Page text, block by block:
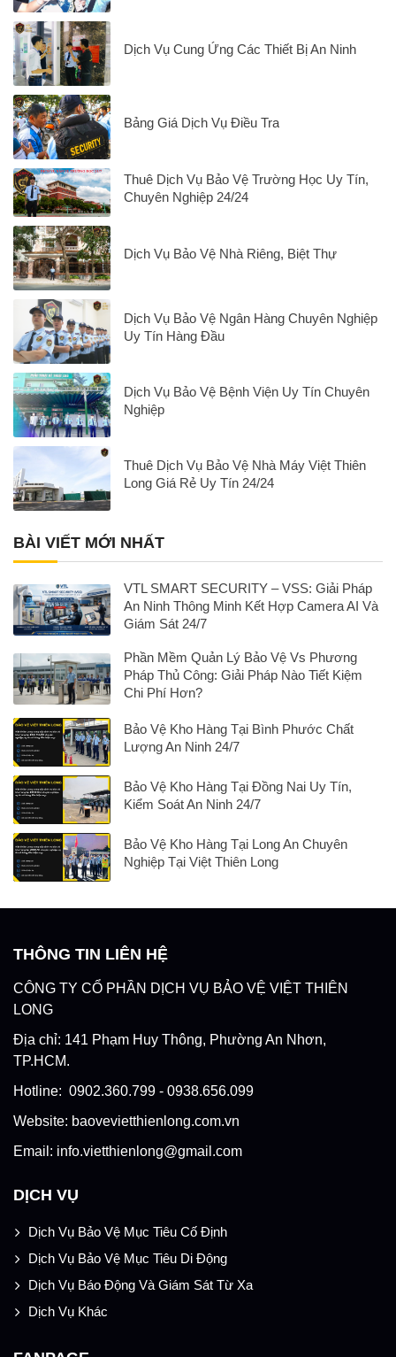
Dịch Vụ Cung Ứng Các Thiết Bị An Ninh
Bảng Giá Dịch Vụ Điều Tra
Thuê Dịch Vụ Bảo Vệ Trường Học Uy Tín,
Chuyên Nghiệp 24/24
Dịch Vụ Bảo Vệ Nhà Riêng, Biệt Thự
Dịch Vụ Bảo Vệ Ngân Hàng Chuyên Nghiệp
Uy Tín Hàng Đầu
Dịch Vụ Bảo Vệ Bệnh Viện Uy Tín Chuyên
Nghiệp
Thuê Dịch Vụ Bảo Vệ Nhà Máy Việt Thiên
Long Giá Rẻ Uy Tín 24/24
BÀI VIẾT MỚI NHẤT
VTL SMART SECURITY – VSS: Giải Pháp
An Ninh Thông Minh Kết Hợp Camera AI Và
Giám Sát 24/7
Phần Mềm Quản Lý Bảo Vệ Vs Phương
Pháp Thủ Công: Giải Pháp Nào Tiết Kiệm
Chi Phí Hơn?
Bảo Vệ Kho Hàng Tại Bình Phước Chất
Lượng An Ninh 24/7
Bảo Vệ Kho Hàng Tại Đồng Nai Uy Tín,
Kiểm Soát An Ninh 24/7
Bảo Vệ Kho Hàng Tại Long An Chuyên
Nghiệp Tại Việt Thiên Long
THÔNG TIN LIÊN HỆ
CÔNG TY CỔ PHẦN DỊCH VỤ BẢO VỆ VIỆT THIÊN
LONG
Địa chỉ: 141 Phạm Huy Thông, Phường An Nhơn,
TP.HCM.
Hotline: 0902.360.799 - 0938.656.099
Website: baovevietthienlong.com.vn
Email: info.vietthienlong@gmail.com
DỊCH VỤ
Dịch Vụ Bảo Vệ Mục Tiêu Cố Định
Dịch Vụ Bảo Vệ Mục Tiêu Di Động
Dịch Vụ Báo Động Và Giám Sát Từ Xa
Dịch Vụ Khác